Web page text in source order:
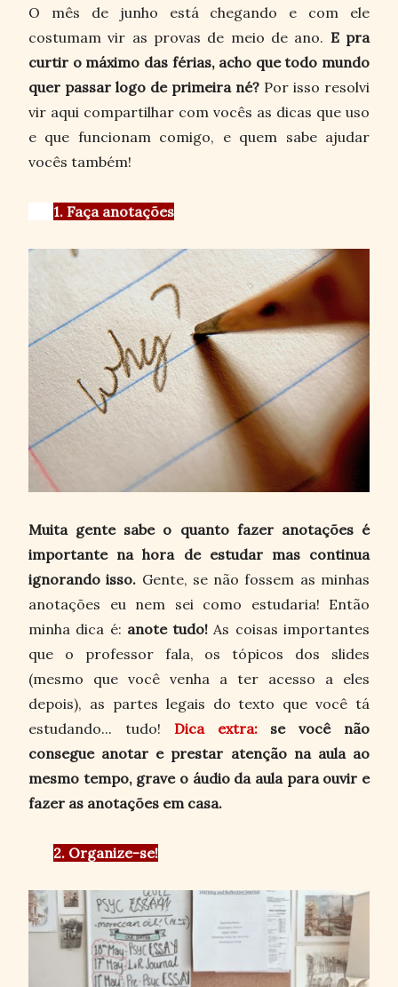
O mês de junho está chegando e com ele
costumam vir as provas de meio de ano. E pra
curtir o máximo das férias, acho que todo mundo
quer passar logo de primeira né? Por isso resolvi
vir aqui compartilhar com vocês as dicas que uso
e que funcionam comigo, e quem sabe ajudar
vocês também!
1. Faça anotações
Muita gente sabe o quanto fazer anotações é
importante na hora de estudar mas continua
ignorando isso. Gente, se não fossem as minhas
anotações eu nem sei como estudaria! Então
minha dica é: anote tudo! As coisas importantes
que o professor fala, os tópicos dos slides
(mesmo que você venha a ter acesso a eles
depois), as partes legais do texto que você tá
estudando... tudo! Dica extra:se você não
consegue anotar e prestar atenção na aula ao
mesmo tempo, grave o áudio da aula para ouvir e
fazer as anotações em casa.
2. Organize-se!